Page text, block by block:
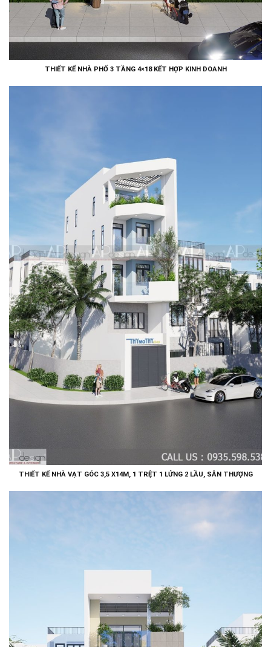
THIẾT KẾ NHÀ PHỐ 3 TẦNG 4×18 KẾT HỢP KINH DOANH
THIẾT KẾ NHÀ VẠT GÓC 3,5 X14M, 1 TRỆT 1 LỬNG 2 LẦU, SÂN THƯỢNG